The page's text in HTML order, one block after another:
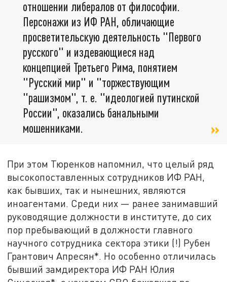
отношении либералов от философии.
Персонажи из ИФ РАН, обличающие
просветительскую деятельность "Первого
русского" и издевающиеся над
концепцией Третьего Рима, понятием
"Русский мир" и "торжествующим
"рашизмом", т. е. "идеологией путинской
России", оказались банальными
мошенниками.
При этом Тюренков напомнил, что целый ряд
высокопоставленных сотрудников ИФ РАН,
как бывших, так и нынешних, являются
иноагентами. Среди них — ранее занимавший
руководящие должности в институте, до сих
пор пребывающий в должности главного
научного сотрудника сектора этики (!) Рубен
Грантович Апресян*. Но особенно отличилась
бывший замдиректора ИФ РАН Юлия